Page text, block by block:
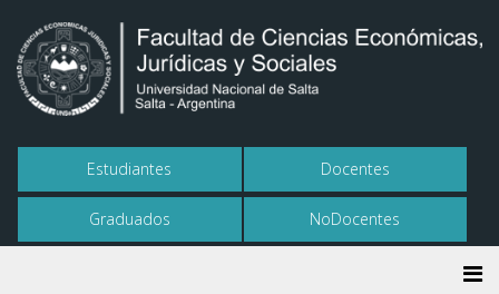
Estudiantes Docentes
Graduados NoDocentes